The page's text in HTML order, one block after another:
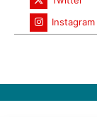
Instagram